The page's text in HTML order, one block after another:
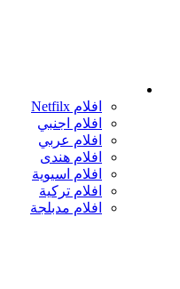
افلام Netfilx
افلام اجنبي
افلام عربي
افلام هندى
افلام اسيوية
افلام تركية
افلام مدبلجة